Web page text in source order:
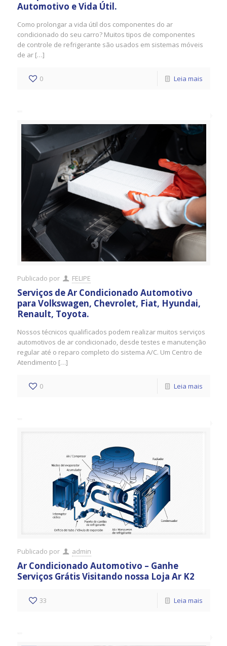
Automotivo e Vida Útil.
Como prolongar a vida útil dos componentes do ar
condicionado do seu carro? Muitos tipos de componentes
de controle de refrigerante são usados ​​em sistemas móveis
de ar […]
0 Leia mais
Publicado por FELIPE
Serviços de Ar Condicionado Automotivo
para Volkswagen, Chevrolet, Fiat, Hyundai,
Renault, Toyota.
Nossos técnicos qualificados podem realizar muitos serviços
automotivos de ar condicionado, desde testes e manutenção
regular até o reparo completo do sistema A/C. Um Centro de
Atendimento […]
0 Leia mais
Publicado por admin
Ar Condicionado Automotivo – Ganhe
Serviços Grátis Visitando nossa Loja Ar K2
33 Leia mais